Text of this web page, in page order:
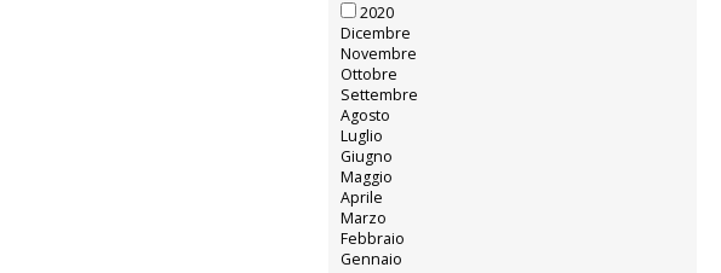
2020
Dicembre
Novembre
Ottobre
Settembre
Agosto
Luglio
Giugno
Maggio
Aprile
Marzo
Febbraio
Gennaio